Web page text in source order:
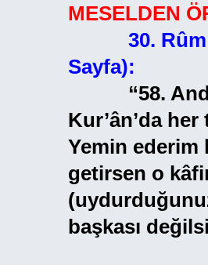
MESELDEN
30.
Sayfa):
“58.
Kur’ân’da
Yemin ederim
getirsen o
başkası